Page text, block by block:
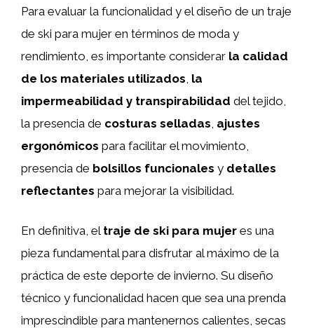
Para evaluar la funcionalidad y el diseño de un traje
de ski para mujer en términos de moda y
rendimiento, es importante considerar la calidad
de los materiales utilizados la
impermeabilidad y transpirabilidad del tejido,
la presencia de costuras selladas ajustes
ergonómicos para facilitar el movimiento,
presencia de bolsillos funcionales y detalles
reflectantes para mejorar la visibilidad.
En definitiva, el traje de ski para mujer es una
pieza fundamental para disfrutar al máximo de la
práctica de este deporte de invierno. Su diseño
técnico y funcionalidad hacen que sea una prenda
imprescindible para mantenernos calientes, secas